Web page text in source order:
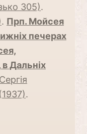
305).
. Прп. Мойсея
печерах
Дальніх
.